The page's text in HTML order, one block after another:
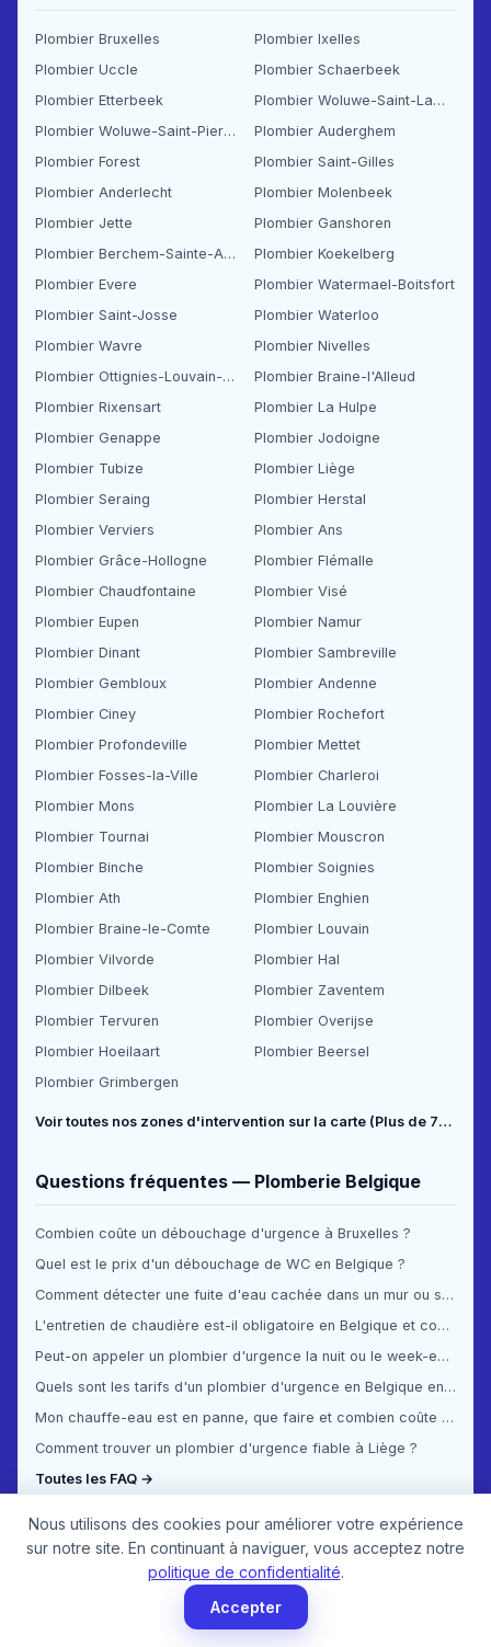
Plombier Bruxelles
Plombier Ixelles
Plombier Uccle
Plombier Schaerbeek
Plombier Etterbeek
Plombier Woluwe-Saint-Lambert
Plombier Woluwe-Saint-Pierre
Plombier Auderghem
Plombier Forest
Plombier Saint-Gilles
Plombier Anderlecht
Plombier Molenbeek
Plombier Jette
Plombier Ganshoren
Plombier Berchem-Sainte-Agathe
Plombier Koekelberg
Plombier Evere
Plombier Watermael-Boitsfort
Plombier Saint-Josse
Plombier Waterloo
Plombier Wavre
Plombier Nivelles
Plombier Ottignies-Louvain-la-Neuve
Plombier Braine-l'Alleud
Plombier Rixensart
Plombier La Hulpe
Plombier Genappe
Plombier Jodoigne
Plombier Tubize
Plombier Liège
Plombier Seraing
Plombier Herstal
Plombier Verviers
Plombier Ans
Plombier Grâce-Hollogne
Plombier Flémalle
Plombier Chaudfontaine
Plombier Visé
Plombier Eupen
Plombier Namur
Plombier Dinant
Plombier Sambreville
Plombier Gembloux
Plombier Andenne
Plombier Ciney
Plombier Rochefort
Plombier Profondeville
Plombier Mettet
Plombier Fosses-la-Ville
Plombier Charleroi
Plombier Mons
Plombier La Louvière
Plombier Tournai
Plombier Mouscron
Plombier Binche
Plombier Soignies
Plombier Ath
Plombier Enghien
Plombier Braine-le-Comte
Plombier Louvain
Plombier Vilvorde
Plombier Hal
Plombier Dilbeek
Plombier Zaventem
Plombier Tervuren
Plombier Overijse
Plombier Hoeilaart
Plombier Beersel
Plombier Grimbergen
Voir toutes nos zones d'intervention sur la carte (Plus de 70 communes couvertes) →
Questions fréquentes — Plomberie Belgique
Combien coûte un débouchage d'urgence à Bruxelles ?
Quel est le prix d'un débouchage de WC en Belgique ?
Comment détecter une fuite d'eau cachée dans un mur ou sous le sol ?
L'entretien de chaudière est-il obligatoire en Belgique et combien ça coûte ?
Peut-on appeler un plombier d'urgence la nuit ou le week-end en Belgique ?
Quels sont les tarifs d'un plombier d'urgence en Belgique en 2025 ?
Mon chauffe-eau est en panne, que faire et combien coûte la réparation ?
Comment trouver un plombier d'urgence fiable à Liège ?
Toutes les FAQ →
Nous utilisons des cookies pour améliorer votre expérience
sur notre site. En continuant à naviguer, vous acceptez notre
politique de confidentialité.
Accepter